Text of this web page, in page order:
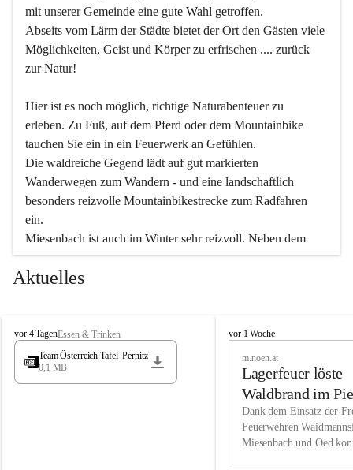
mit unserer Gemeinde eine gute Wahl getroffen.
Abseits vom Lärm der Städte bietet der Ort den Gästen viele
Möglichkeiten, Geist und Körper zu erfrischen .... zurück
zur Natur!
Hier ist es noch möglich, richtige Naturabenteuer zu
erleben. Zu Fuß, auf dem Pferd oder dem Mountainbike
tauchen Sie ein in ein Feuerwerk an Gefühlen.
Die waldreiche Gegend lädt auf gut markierten
Wanderwegen zum Wandern - und eine landschaftlich
besonders reizvolle Mountainbikestrecke zum Radfahren
ein.
Miesenbach ist auch im Winter sehr reizvoll. Neben dem
Eisstockschießen gibt es auf dem nahe gelegenen Unterberg
wunderschöne Naturschneepisten, die zum Schifahren oder
vielfältige Angebot unserer Kulturvereine.
Überzeugen Sie sich selbst, dass Sie in Miesenbach sowie
in den Beherbergungsbetrieben, Gaststätten und urigen
Wir kennen Miesenbach als lebens- und liebenswerten Ort.
Tradition und Innovation werden ebenso groß geschrieben
Aktuelles
M
i
s
vor 4 TagenEssen & Trinken
Team Österreich Tafel_Pernitz
0,1 MB
M
h
vor 1 Woche
m.noen.at
Lagerfeuer löste
Waldbrand im
aus
Dank dem Einsatz der
Feuerwehren
Miesenbach und Oed